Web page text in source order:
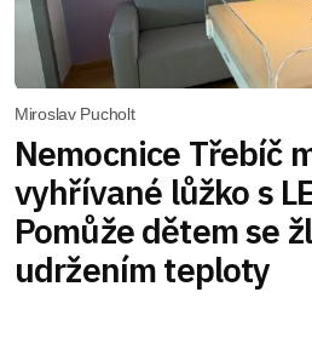
Miroslav Pucholt
Nemocnice Třebíč
vyhřívané lůžko s
Pomůže dětem se
udržením teploty